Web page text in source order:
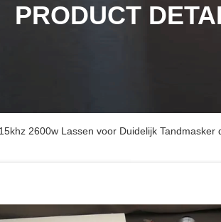
PRODUCT
2600w Lassen voor Duidelijk Tandmasker